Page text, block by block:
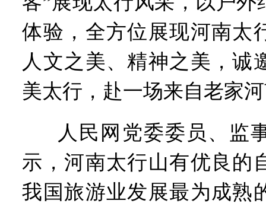
体验，全方位展现河南太
人文之美、精神之美，诚
美太行，赴一场来自老家
人民网党委委员、监
示，河南太行山有优良的
我国旅游业发展最为成熟